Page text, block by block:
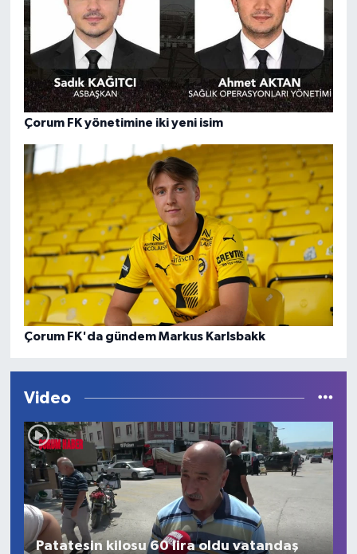
Çorum FK yönetimine iki yeni isim
Çorum FK'da gündem Markus Karlsbakk
Video
Patatesin kilosu 60 lira oldu vatandaş